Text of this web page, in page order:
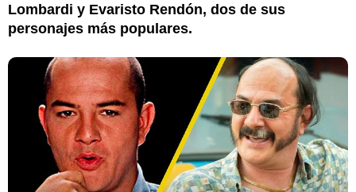
Lombardi y Evaristo Rendón, dos de sus
personajes más populares.